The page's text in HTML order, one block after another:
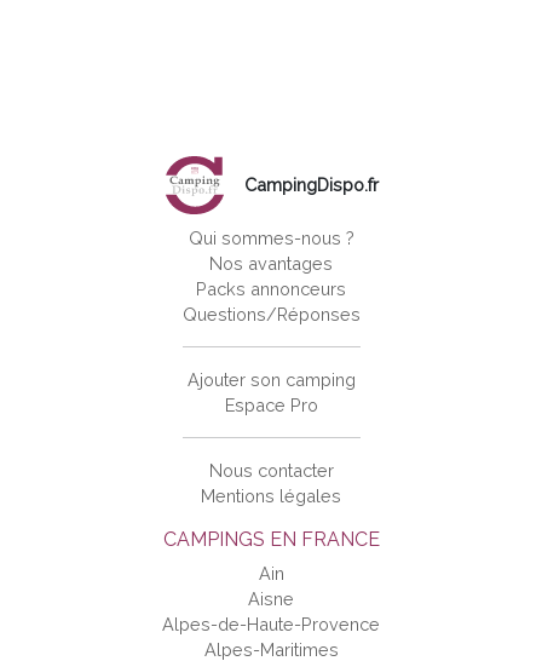
CAMPINGS EN FRANCE
Ain
Aisne
Alpes-de-Haute-Provence
Alpes-Maritimes
CampingDispo.fr
Qui sommes-nous ?
Nos avantages
Packs annonceurs
Questions/Réponses
Ajouter son camping
Espace Pro
Nous contacter
Mentions légales